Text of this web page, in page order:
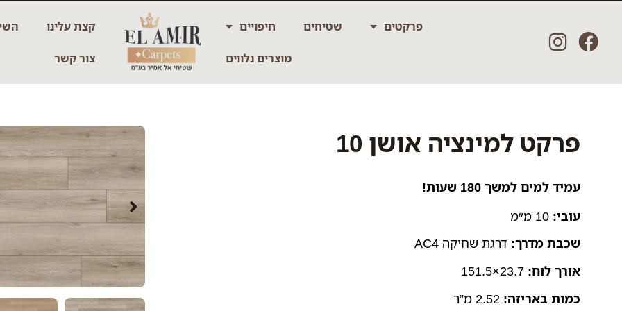
פרקטים שטיחים חיפויים
מוצרים נלווים
קצת עלינו
צור קשר
פרקט למינציה אושן 10
עמיד למים למשך 180 שעות!
עובי:
שכבת מדרך: דרגת שחיקה AC4
אורך לוח:
כמות באריזה: